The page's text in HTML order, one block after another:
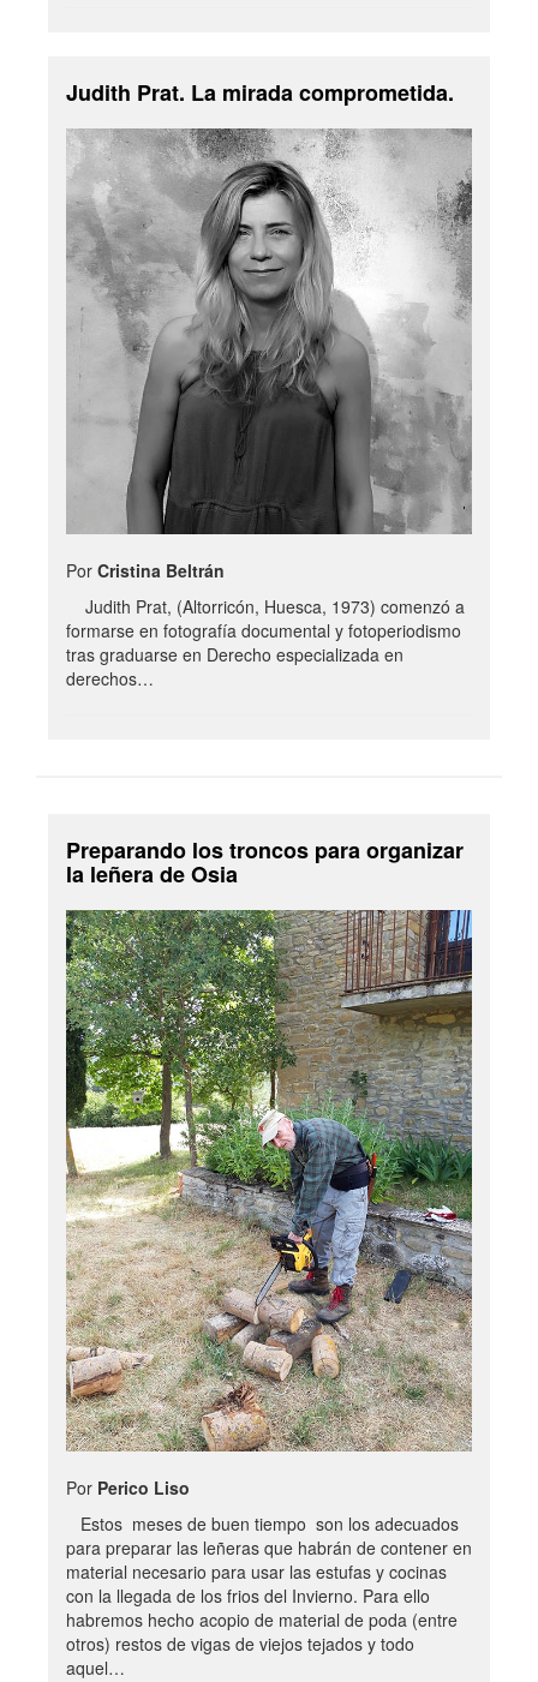
Judith Prat. La mirada comprometida.
Por Cristina Beltrán
Judith Prat, (Altorricón, Huesca, 1973) comenzó a
formarse en fotografía documental y fotoperiodismo
tras graduarse en Derecho especializada en
derechos…
Preparando los troncos para organizar
la leñera de Osia
Por Perico Liso
Estos meses de buen tiempo son los adecuados
para preparar las leñeras que habrán de contener en
material necesario para usar las estufas y cocinas
con la llegada de los frios del Invierno. Para ello
habremos hecho acopio de material de poda (entre
otros) restos de vigas de viejos tejados y todo
aquel…